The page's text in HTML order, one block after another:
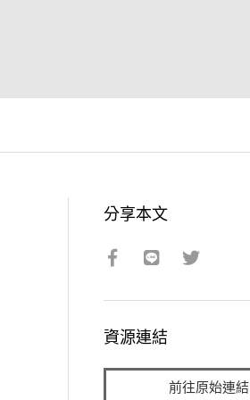
分享本文
資源連結
前往原始連結